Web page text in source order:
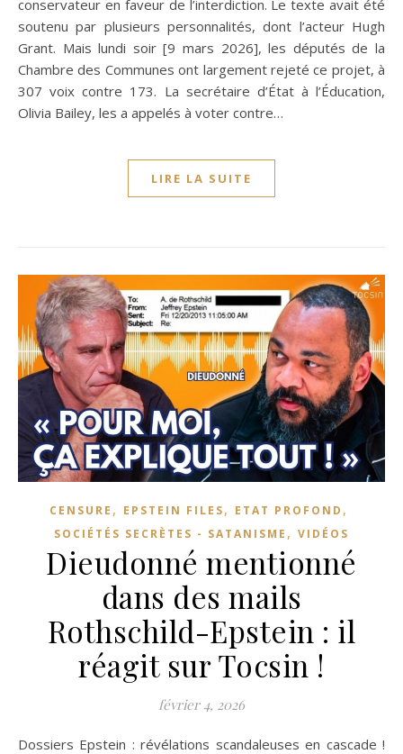
conservateur en faveur de l’interdiction. Le texte avait été
soutenu par plusieurs personnalités, dont l’acteur Hugh
Grant. Mais lundi soir [9 mars 2026], les députés de la
Chambre des Communes ont largement rejeté ce projet, à
307 voix contre 173. La secrétaire d’État à l’Éducation,
Olivia Bailey, les a appelés à voter contre…
LIRE LA SUITE
CENSURE , EPSTEIN FILES, ETAT PROFOND ,
SOCIÉTÉS SECRÈTES - SATANISME , VIDÉOS
Dieudonné mentionné
dans des mails
Rothschild-Epstein : il
réagit sur Tocsin !
février 4, 2026
Dossiers Epstein : révélations scandaleuses en cascade !